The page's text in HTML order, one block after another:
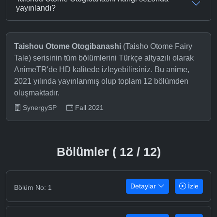
yayınlandı?
Taishou Otome Otogibanashi (Taisho Otome Fairy
Tale) serisinin tüm bölümlerini Türkçe altyazılı olarak
AnimeTR'de HD kalitede izleyebilirsiniz. Bu anime,
2021 yılında yayınlanmış olup toplam 12 bölümden
oluşmaktadır.
SynergySP Fall 2021
Bölümler ( 12 / 12)
Bölüm No: 1 Detaylar İzle